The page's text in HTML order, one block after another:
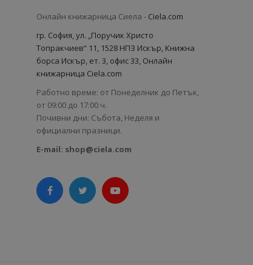
Онлайн книжарница Сиела - Ciela.com
гр. София, ул. „Поручик Христо
Топракчиев“ 11, 1528 НПЗ Искър, Книжна
борса Искър, ет. 3, офис 33, Онлайн
книжарница Ciela.com
Работно време: от Понеделник до Петък,
от 09:00 до 17:00 ч.
Почивни дни: Събота, Неделя и
официални празници.
E-mail: shop@ciela.com